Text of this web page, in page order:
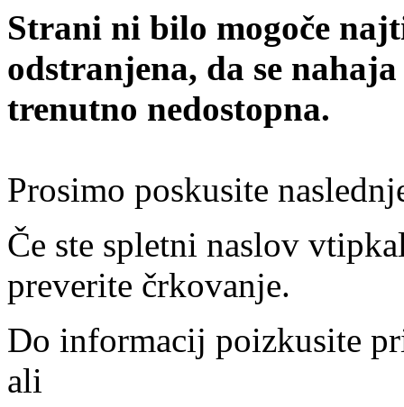
Strani ni bilo mogoče
odstranjena, da se
trenutno nedostopna.
Prosimo poskusite
Če ste spletni naslov
preverite črkovanje.
Do informacij poizkusite
ali